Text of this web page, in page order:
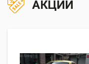
АКЦИИ